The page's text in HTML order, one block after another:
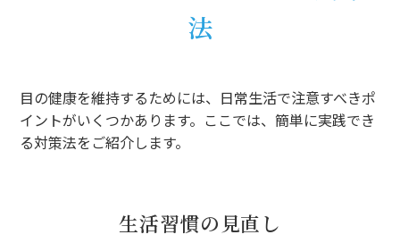
法
目の健康を維持するためには、日常生活で注意すべきポ
イントがいくつかあります。ここでは、簡単に実践でき
る対策法をご紹介します。
生活習慣の見直し